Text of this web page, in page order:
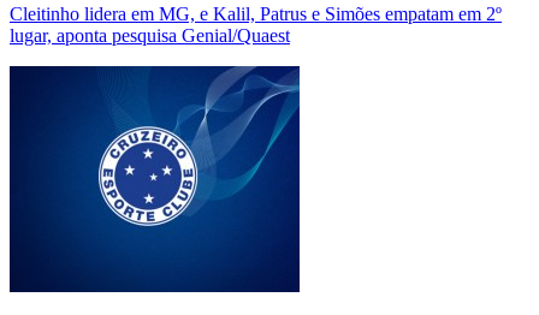
Cleitinho lidera em MG, e Kalil, Patrus e Simões empatam em 2º
lugar, aponta pesquisa Genial/Quaest